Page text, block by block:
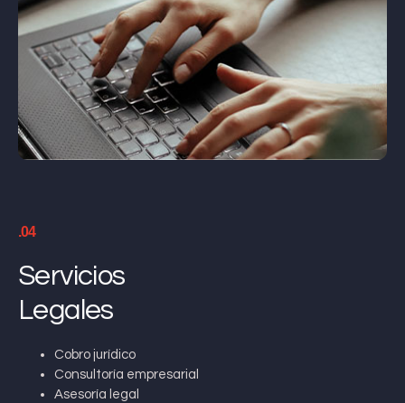
.04
Servicios
Legales
Cobro jurídico
Consultoría empresarial
Asesoría legal